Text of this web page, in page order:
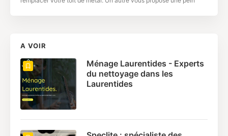
A VOIR
Ménage Laurentides - Experts
du nettoyage dans les
Laurentides